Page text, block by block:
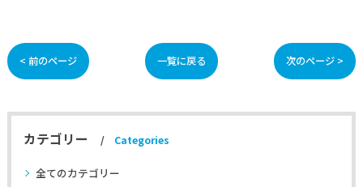
< 前のページ 一覧に戻る 次のページ >
カテゴリー Categories
全てのカテゴリー